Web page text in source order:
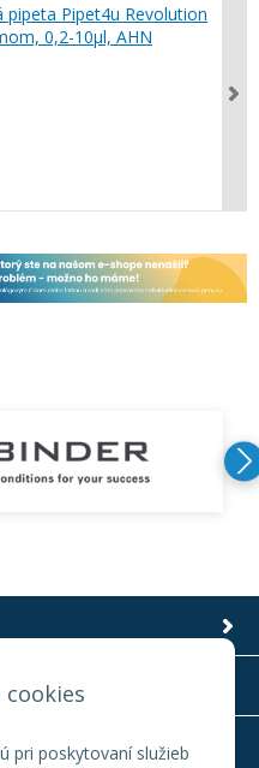
cookies
pri poskytovaní služieb
pipeta Pipet4u Revolution
0,2-10µl, AHN